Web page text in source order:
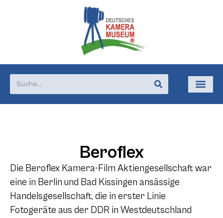
Beroflex
Die Beroflex Kamera-Film Aktiengesellschaft war
eine in Berlin und Bad Kissingen ansässige
Handelsgesellschaft, die in erster Linie
Fotogeräte aus der DDR in Westdeutschland